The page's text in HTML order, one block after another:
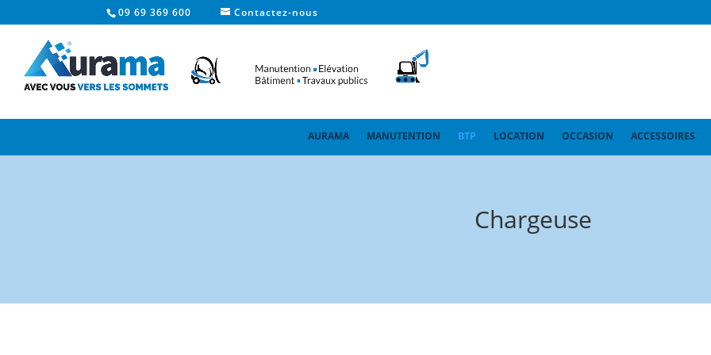
09 69 369 600 Contactez-nous
AURAMA MANUTENTION BTP LOCATION OCCASION ACCESSOIRES
Chargeuse